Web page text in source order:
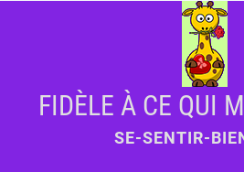
FIDÈLE À CE QUI
SE-SENTIR-